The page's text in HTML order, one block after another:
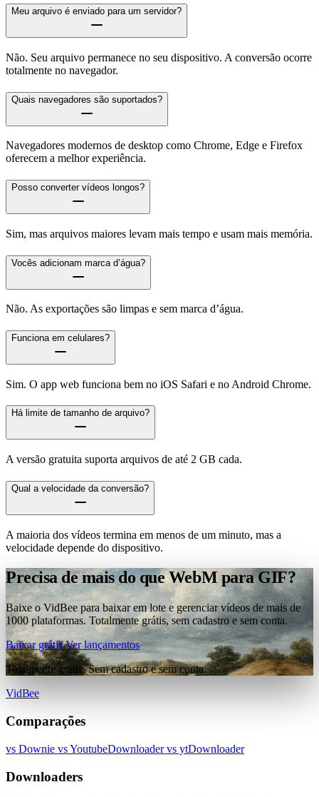
Meu arquivo é enviado para um servidor?
Não. Seu arquivo permanece no seu dispositivo. A conversão ocorre
totalmente no navegador.
Quais navegadores são suportados?
Navegadores modernos de desktop como Chrome, Edge e Firefox
oferecem a melhor experiência.
Posso converter vídeos longos?
Sim, mas arquivos maiores levam mais tempo e usam mais memória.
Vocês adicionam marca d’água?
Não. As exportações são limpas e sem marca d’água.
Funciona em celulares?
Sim. O app web funciona bem no iOS Safari e no Android Chrome.
Há limite de tamanho de arquivo?
A versão gratuita suporta arquivos de até 2 GB cada.
Qual a velocidade da conversão?
A maioria dos vídeos termina em menos de um minuto, mas a
velocidade depende do dispositivo.
Precisa de mais do que WebM para GIF?
Baixe o VidBee para baixar em lote e gerenciar vídeos de mais de
1000 plataformas. Totalmente grátis, sem cadastro e sem conta.
Baixar grátisVer lançamentos
Totalmente grátis. Sem cadastro e sem conta.
VidBee
Comparações
vs Downie vs YoutubeDownloadervs ytDownloader
Downloaders